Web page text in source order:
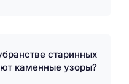
старинных
каменные узоры?